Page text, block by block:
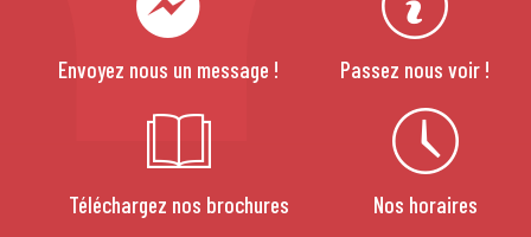
Envoyez nous un message ! Passez nous voir !
Téléchargez nos brochures Nos horaires